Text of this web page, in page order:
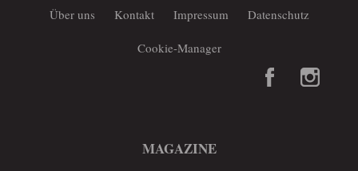
Über uns Kontakt Impressum Datenschutz
Cookie-Manager
MAGAZINE